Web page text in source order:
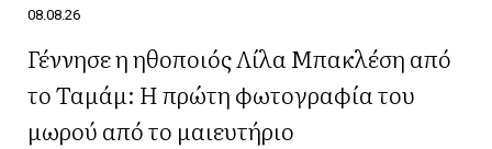
08.08.26
Γέννησε η ηθοποιός Λίλα Μπακλέση από
το Ταμάμ: Η πρώτη φωτογραφία του
μωρού από το μαιευτήριο